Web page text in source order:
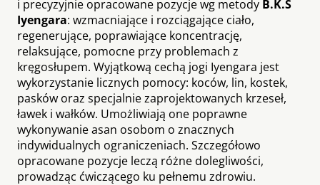
i precyzyjnie opracowane pozycje wg metody B.K.S
Iyengara: wzmacniające i rozciągające ciało,
regenerujące, poprawiające koncentrację,
relaksujące, pomocne przy problemach z
kręgosłupem. Wyjątkową cechą jogi Iyengara jest
wykorzystanie licznych pomocy: koców, lin, kostek,
pasków oraz specjalnie zaprojektowanych krzeseł,
ławek i wałków. Umożliwiają one poprawne
wykonywanie asan osobom o znacznych
indywidualnych ograniczeniach. Szczegółowo
opracowane pozycje leczą różne dolegliwości,
prowadząc ćwiczącego ku pełnemu zdrowiu.